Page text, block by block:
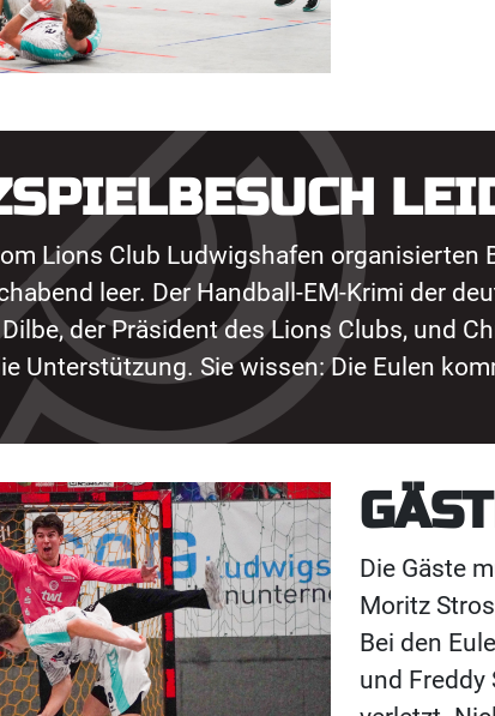
Lions Club Ludwigshafen
leer. Der Handball-EM-Krimi der
der Präsident des Lions Clubs, und
Unterstützung. Sie wissen: Die Eulen
Die Gäste
Moritz
Bei den
und